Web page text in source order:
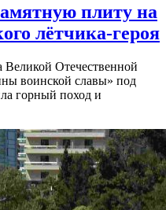
плиту на
лётчика-героя
Великой Отечественной
воинской славы» под
горный поход и